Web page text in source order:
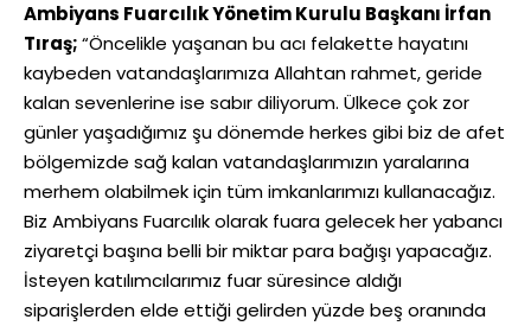
Ambiyans Fuarcılık Yönetim Kurulu Başkanı İrfan
Tıraş;“Öncelikle yaşanan bu acı felakette hayatını
kaybeden vatandaşlarımıza Allahtan rahmet, geride
kalan sevenlerine ise sabır diliyorum. Ülkece çok zor
günler yaşadığımız şu dönemde herkes gibi biz de afet
bölgemizde sağ kalan vatandaşlarımızın yaralarına
merhem olabilmek için tüm imkanlarımızı kullanacağız.
Biz Ambiyans Fuarcılık olarak fuara gelecek her yabancı
ziyaretçi başına belli bir miktar para bağışı yapacağız.
İsteyen katılımcılarımız fuar süresince aldığı
siparişlerden elde ettiği gelirden yüzde beş oranında